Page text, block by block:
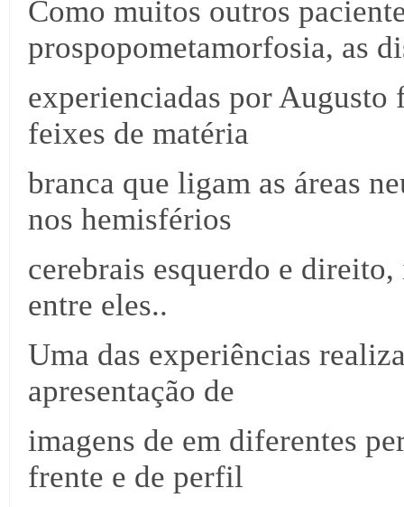
Como muitos outros
prospopometamorfosia, as
experienciadas por Augusto
feixes de matéria
branca que ligam as áreas
nos hemisférios
cerebrais esquerdo e
entre eles..
Uma das experiências
apresentação de
imagens de em diferentes
frente e de perfil